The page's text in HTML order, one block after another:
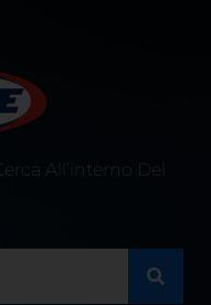
All’interno Del